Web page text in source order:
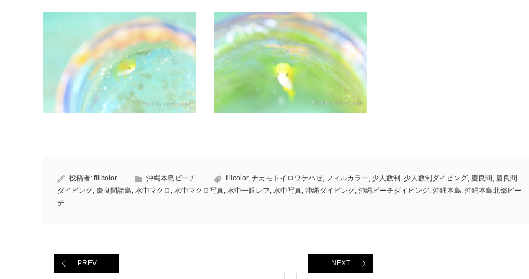
投稿者: fillcolor 沖縄本島ビーチ fillcolor, ナカモトイロワケハゼ, フィルカラー, 少人数制 , 少人数制ダイビング, 慶良間 , 慶良間
ダイビング, 慶良間諸島, 水中マクロ , 水中マクロ写真, 水中一眼レフ, 水中写真, 沖縄ダイビング, 沖縄ビーチダイビング, 沖縄本島, 沖縄本島北部ビー
チ
PREV NEXT